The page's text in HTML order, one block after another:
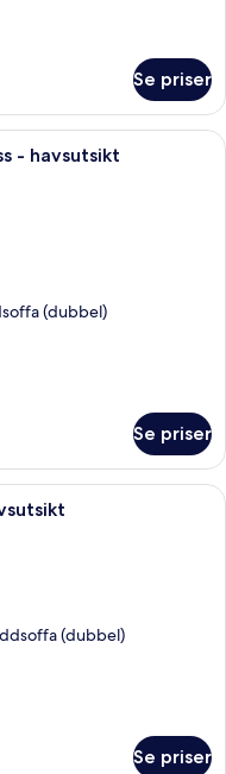
Se priser
vardagsrum med en
- havsutsikt
(dubbel)
Se priser
med en säng, en
(dubbel)
Se priser